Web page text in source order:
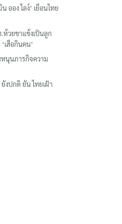
ออง ไลง์’ เยือนไทย
ห้วยขาแข้งเป็นลูก
เสือกินคน’
นุนภารกิจความ
งปกติ ยัน ไทยเฝ้า